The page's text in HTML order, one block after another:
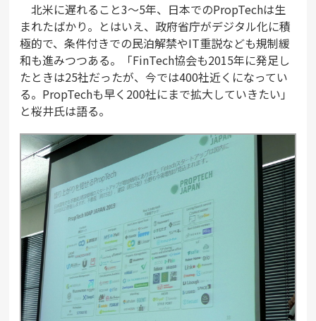
北米に遅れること3～5年、日本でのPropTechは生
まれたばかり。とはいえ、政府省庁がデジタル化に積
極的で、条件付きでの民泊解禁やIT重説なども規制緩
和も進みつつある。「FinTech協会も2015年に発足し
たときは25社だったが、今では400社近くになってい
る。PropTechも早く200社にまで拡大していきたい」
と桜井氏は語る。